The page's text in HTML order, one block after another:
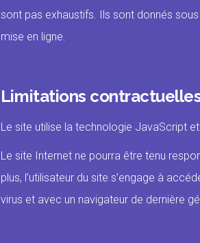
sont pas exhaustifs. Ils sont donnés
mise en ligne.
Limitations
Le site utilise la technologie JavaScript
Le site Internet ne pourra être tenu
plus, l’utilisateur du site s’engage à
virus et avec un navigateur de dernière